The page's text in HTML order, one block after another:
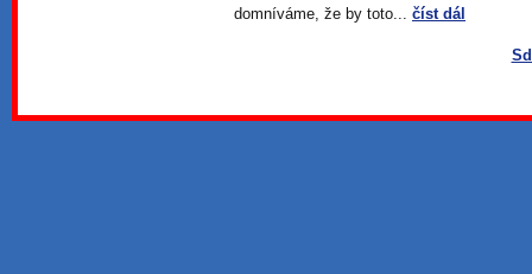
domníváme, že by toto... číst dál